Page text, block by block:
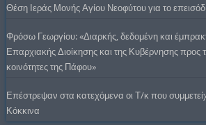
Θέση Ιεράς Μονής Αγίου Νεοφύτου για το
Φρόσω Γεωργίου: «Διαρκής, δεδομένη και
Επαρχιακής Διοίκησης και της Κυβέρνησης προς
κοινότητες της Πάφου»
Επέστρεψαν στα κατεχόμενα οι Τ/κ που
Κόκκινα